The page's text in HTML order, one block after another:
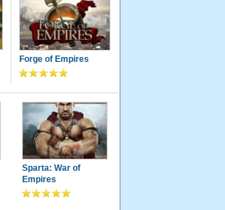
Forge of Empires
Sparta: War of
Empires